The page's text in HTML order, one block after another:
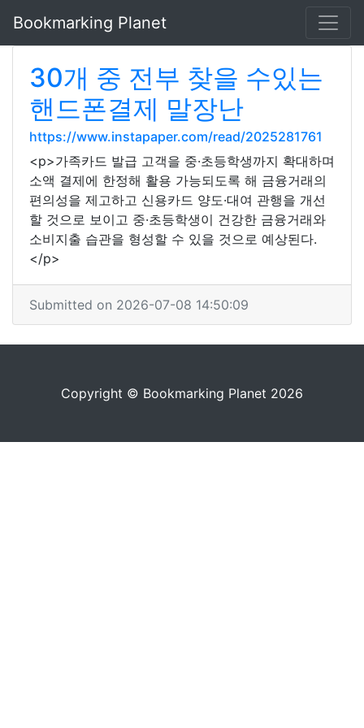
Bookmarking Planet
30개 중 전부 찾을 수있는
핸드폰결제 말장난
https://www.instapaper.com/read/2025281761
<p>가족카드 발급 고객을 중·초등학생까지 확대하며
소액 결제에 한정해 활용 가능되도록 해 금융거래의
편의성을 제고하고 신용카드 양도·대여 관행을 개선
할 것으로 보이고 중·초등학생이 건강한 금융거래와
소비지출 습관을 형성할 수 있을 것으로 예상된다.
</p>
Submitted on 2026-07-08 14:50:09
Copyright © Bookmarking Planet 2026